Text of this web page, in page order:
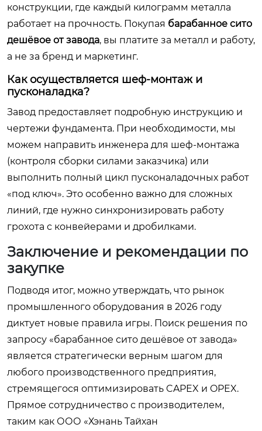
конструкции, где каждый килограмм металла
работает на прочность. Покупая барабанное сито
дешёвое от завода, вы платите за металл и работу,
а не за бренд и маркетинг.
Как осуществляется шеф-монтаж и
пусконаладка?
Завод предоставляет подробную инструкцию и
чертежи фундамента. При необходимости, мы
можем направить инженера для шеф-монтажа
(контроля сборки силами заказчика) или
выполнить полный цикл пусконаладочных работ
«под ключ». Это особенно важно для сложных
линий, где нужно синхронизировать работу
грохота с конвейерами и дробилками.
Заключение и рекомендации по
закупке
Подводя итог, можно утверждать, что рынок
промышленного оборудования в 2026 году
диктует новые правила игры. Поиск решения по
запросу «барабанное сито дешёвое от завода»
является стратегически верным шагом для
любого производственного предприятия,
стремящегося оптимизировать CAPEX и OPEX.
Прямое сотрудничество с производителем,
таким как ООО «Хэнань Тайхан